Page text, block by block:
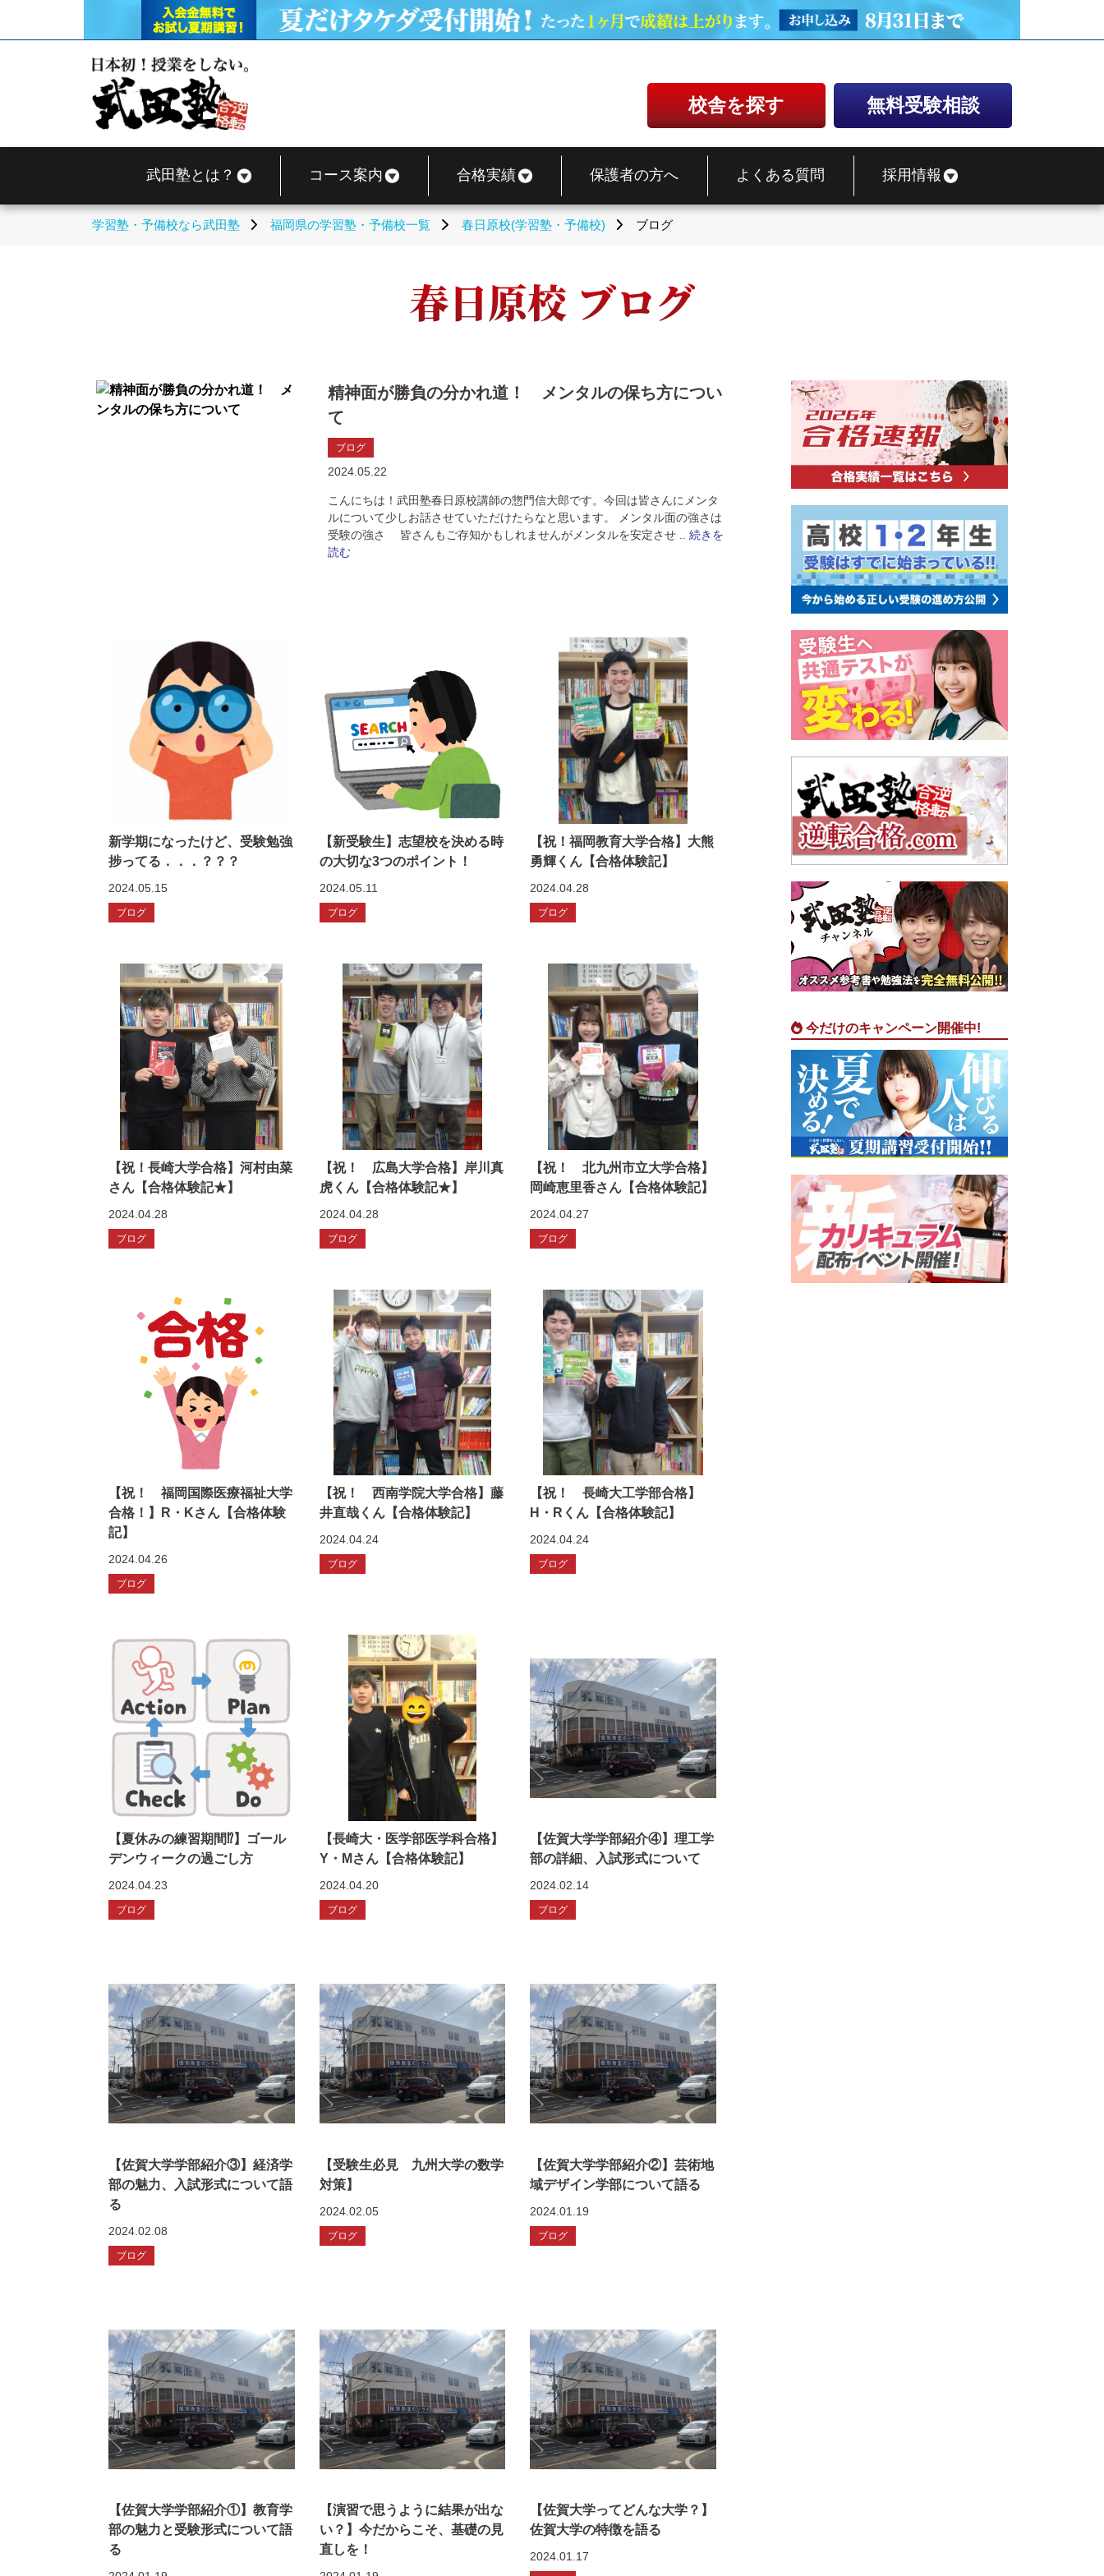
校舎を探す 無料受験相談
武田塾とは？ コース案内 合格実績 保護者の方へ よくある質問 採用情報
学習塾・予備校なら武田塾 福岡県の学習塾・予備校一覧 春日原校(学習塾・予備校) ブログ
春日原校 ブログ
精神面が勝負の分かれ道！ メンタルの保ち方につい
て
2024.05.22
ブログ
こんにちは！武田塾春日原校講師の惣門信大郎です。今回は皆さんにメンタ
ルについて少しお話させていただけたらなと思います。 メンタル面の強さは
受験の強さ 皆さんもご存知かもしれませんがメンタルを安定させ .. 続きを
読む
新学期になったけど、受験勉強
捗ってる．．．？？？
2024.05.15
ブログ
【新受験生】志望校を決める時
の大切な3つのポイント！
2024.05.11
ブログ
【祝！福岡教育大学合格】大熊
勇輝くん【合格体験記】
2024.04.28
ブログ
【祝！長崎大学合格】河村由菜
さん【合格体験記★】
2024.04.28
ブログ
【祝！ 広島大学合格】岸川真
虎くん【合格体験記★】
2024.04.28
ブログ
【祝！ 北九州市立大学合格】
岡崎恵里香さん【合格体験記】
2024.04.27
ブログ
【祝！ 福岡国際医療福祉大学
合格！】R・Kさん【合格体験
記】
2024.04.26
ブログ
【祝！ 西南学院大学合格】藤
井直哉くん【合格体験記】
2024.04.24
ブログ
【祝！ 長崎大工学部合格】
H・Rくん【合格体験記】
2024.04.24
ブログ
【夏休みの練習期間⁉】ゴール
デンウィークの過ごし方
2024.04.23
ブログ
【長崎大・医学部医学科合格】
Y・Mさん【合格体験記】
2024.04.20
ブログ
【佐賀大学学部紹介④】理工学
部の詳細、入試形式について
2024.02.14
ブログ
【佐賀大学学部紹介③】経済学
部の魅力、入試形式について語
る
2024.02.08
ブログ
【受験生必見 九州大学の数学
対策】
2024.02.05
ブログ
【佐賀大学学部紹介②】芸術地
域デザイン学部について語る
2024.01.19
ブログ
【佐賀大学学部紹介①】教育学
部の魅力と受験形式について語
る
【演習で思うように結果が出な
い？】今だからこそ、基礎の見
直しを！
【佐賀大学ってどんな大学？】
佐賀大学の特徴を語る
2024.01.17
今だけのキャンペーン開催中!